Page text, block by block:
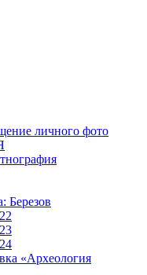
личного фото
Березов
«Археология